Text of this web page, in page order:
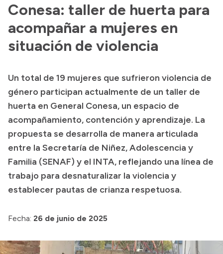
Archivo de noticias
Transparencia
Boletín Oficial
Compras y licitaciones
Consulta de expedientes
Consulta de pago a proveedores
Convocatorias
Intranet
Login
Conesa: taller de huerta para
acompañar a mujeres en
situación de violencia
Un total de 19 mujeres que sufrieron violencia de
género participan actualmente de un taller de
huerta en General Conesa, un espacio de
acompañamiento, contención y aprendizaje. La
propuesta se desarrolla de manera articulada
entre la Secretaría de Niñez, Adolescencia y
Familia (SENAF) y el INTA, reflejando una línea de
trabajo para desnaturalizar la violencia y
establecer pautas de crianza respetuosa.
Fecha: 26 de junio de 2025